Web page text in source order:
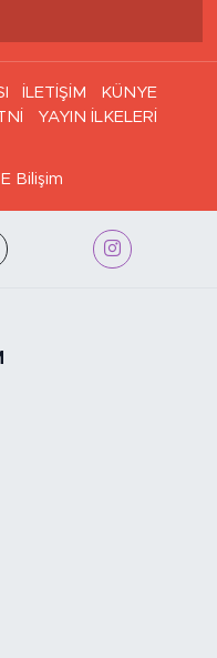
İLETİŞİM
KÜNYE
YAYIN İLKELERİ
Bilişim